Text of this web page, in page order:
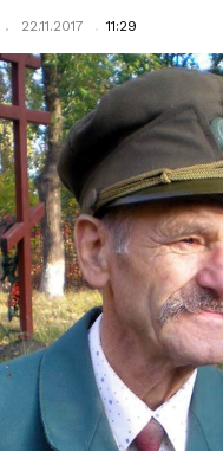
22.11.2017 11:29